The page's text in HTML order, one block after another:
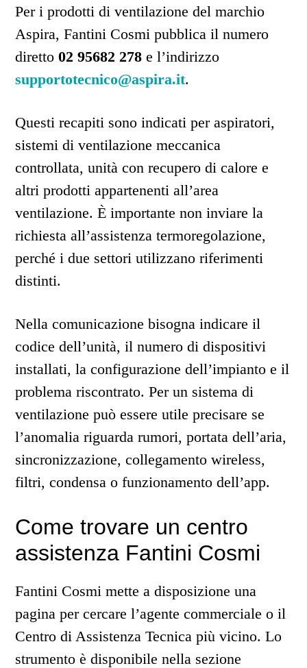
Per i prodotti di ventilazione del marchio
Aspira, Fantini Cosmi pubblica il numero
diretto02 95682 278 e l’indirizzo
supportotecnico@aspira.it.
Questi recapiti sono indicati per aspiratori,
sistemi di ventilazione meccanica
controllata, unità con recupero di calore e
altri prodotti appartenenti all’area
ventilazione. È importante non inviare la
richiesta all’assistenza termoregolazione,
perché i due settori utilizzano riferimenti
distinti.
Nella comunicazione bisogna indicare il
codice dell’unità, il numero di dispositivi
installati, la configurazione dell’impianto e il
problema riscontrato. Per un sistema di
ventilazione può essere utile precisare se
l’anomalia riguarda rumori, portata dell’aria,
sincronizzazione, collegamento wireless,
filtri, condensa o funzionamento dell’app.
Come trovare un centro
assistenza Fantini Cosmi
Fantini Cosmi mette a disposizione una
pagina per cercare l’agente commerciale o il
Centro di Assistenza Tecnica più vicino. Lo
strumento è disponibile nella sezione